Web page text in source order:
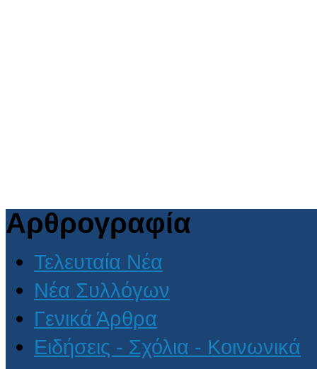
Αρθρογραφία
Τελευταία Νέα
Νέα Συλλόγων
Γενικά Άρθρα
Ειδήσεις - Σχόλια - Κοινωνικά